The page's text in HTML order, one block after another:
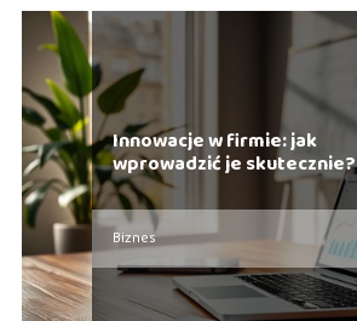
Innowacje w firmie: jak
wprowadzić je skutecznie?
Biznes